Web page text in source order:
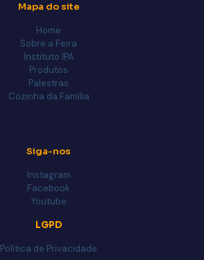
Mapa do site
Home
Sobre a Feira
Instituto IPA
Produtos
Palestras
Cozinha da Família
Siga-nos
Instagram
Facebook
Youtube
LGPD
Política de Privacidade